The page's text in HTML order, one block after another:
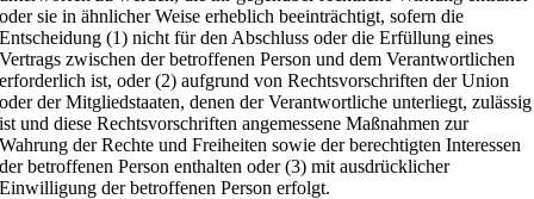
oder sie in ähnlicher Weise erheblich beeinträchtigt, sofern die
Entscheidung (1) nicht für den Abschluss oder die Erfüllung eines
Vertrags zwischen der betroffenen Person und dem Verantwortlichen
erforderlich ist, oder (2) aufgrund von Rechtsvorschriften der Union
oder der Mitgliedstaaten, denen der Verantwortliche unterliegt, zulässig
ist und diese Rechtsvorschriften angemessene Maßnahmen zur
Wahrung der Rechte und Freiheiten sowie der berechtigten Interessen
der betroffenen Person enthalten oder (3) mit ausdrücklicher
Einwilligung der betroffenen Person erfolgt.